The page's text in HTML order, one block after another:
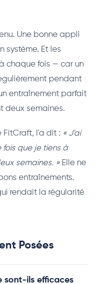
Une bonne appli
système. Et les
chaque fois — car un
pendant
entraînement parfait
deux semaines.
FitCraft, l'a dit : « J'ai
fois que je tiens à
semaines. »Elle ne
entraînements.
rendait la régularité
Posées
sont-ils efficaces